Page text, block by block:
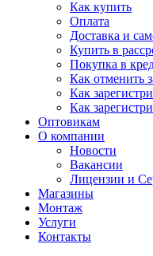
Как купить
Оплата
Доставка и
Купить в
Покупка в
Как отменить
Как
Как
Оптовикам
О компании
Новости
Вакансии
Лицензии и
Магазины
Монтаж
Услуги
Контакты